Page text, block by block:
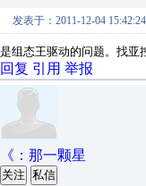
发表于：2011-12-04 15:42:24
是组态王驱动的问题。找亚
回复 引用 举报
《：那一颗星
关注 私信